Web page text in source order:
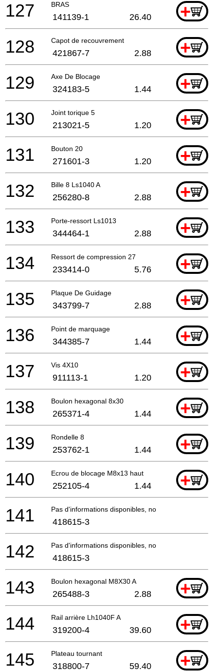
BRAS +
127 141139-1 26.40
Capot de recouvrement +
128 421867-7 2.88
Axe De Blocage +
129 324183-5 1.44
Joint torique 5 +
130 213021-5 1.20
Bouton 20 +
131 271601-3 1.20
Bille 8 Ls1040 A +
132 256280-8 2.88
Porte-ressort Ls1013 +
133 344464-1 2.88
Ressort de compression 27 +
134 233414-0 5.76
Plaque De Guidage +
135 343799-7 2.88
Point de marquage +
136 344385-7 1.44
Vis 4X10 +
137 911113-1 1.20
Boulon hexagonal 8x30 +
138 265371-4 1.44
Rondelle 8 +
139 253762-1 1.44
Ecrou de blocage M8x13 haut +
140 252105-4 1.44
Pas d'informations disponibles, non commandable
141 418615-3
Pas d'informations disponibles, non commandable
142 418615-3
Boulon hexagonal M8X30 A +
143 265488-3 2.88
Rail arrière Lh1040F A +
144 319200-4 39.60
Plateau tournant +
145 318800-7 59.40